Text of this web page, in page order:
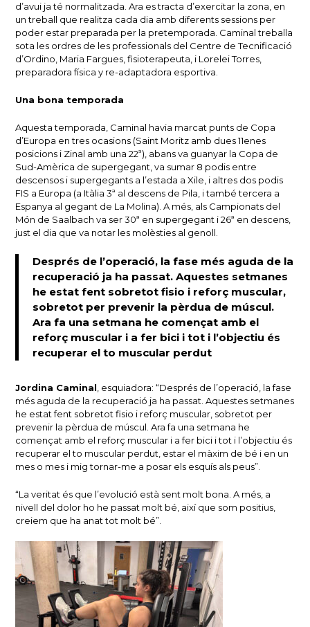
d’avui ja té normalitzada. Ara es tracta d’exercitar la zona, en
un treball que realitza cada dia amb diferents sessions per
poder estar preparada per la pretemporada. Caminal treballa
sota les ordres de les professionals del Centre de Tecnificació
d’Ordino, Maria Fargues, fisioterapeuta, i Lorelei Torres,
preparadora física y re-adaptadora esportiva.
Una bona temporada
Aquesta temporada, Caminal havia marcat punts de Copa
d’Europa en tres ocasions (Saint Moritz amb dues 11enes
posicions i Zinal amb una 22ª), abans va guanyar la Copa de
Sud-Amèrica de supergegant, va sumar 8 podis entre
descensos i supergegants a l’estada a Xile, i altres dos podis
FIS a Europa (a Itàlia 3ª al descens de Pila, i també tercera a
Espanya al gegant de La Molina). A més, als Campionats del
Món de Saalbach va ser 30ª en supergegant i 26ª en descens,
just el dia que va notar les molèsties al genoll.
Després de l’operació, la fase més aguda de la
recuperació ja ha passat. Aquestes setmanes
he estat fent sobretot fisio i reforç muscular,
sobretot per prevenir la pèrdua de múscul.
Ara fa una setmana he començat amb el
reforç muscular i a fer bici i tot i l’objectiu és
recuperar el to muscular perdut
Jordina Caminal , esquiadora: “Després de l’operació, la fase
més aguda de la recuperació ja ha passat. Aquestes setmanes
he estat fent sobretot fisio i reforç muscular, sobretot per
prevenir la pèrdua de múscul. Ara fa una setmana he
començat amb el reforç muscular i a fer bici i tot i l’objectiu és
recuperar el to muscular perdut, estar el màxim de bé i en un
mes o mes i mig tornar-me a posar els esquís als peus”.
“La veritat és que l’evolució està sent molt bona. A més, a
nivell del dolor ho he passat molt bé, així que som positius,
creiem que ha anat tot molt bé”.